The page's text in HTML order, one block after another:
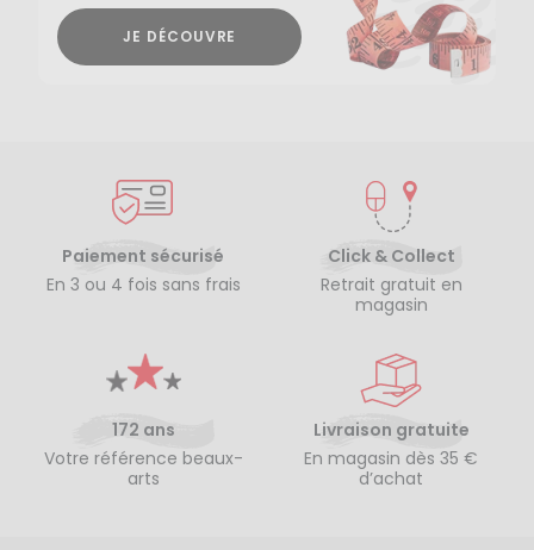
JE DÉCOUVRE
Paiement sécurisé
En 3 ou 4 fois sans frais
Click & Collect
Retrait gratuit en
magasin
172 ans
Votre référence beaux-
arts
Livraison gratuite
En magasin dès 35 €
d’achat